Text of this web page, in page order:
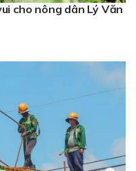
cho nông dân Lý Văn